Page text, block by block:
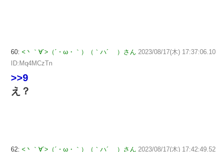
60: <丶｀∀´>（´・ω・｀）（｀ハ´ ）さん 2023/08/17(木) 17:37:06.10
ID:Mq4MCzTn
>>9
え？
62: <丶｀∀´>（´・ω・｀）（｀ハ´ ）さん 2023/08/17(木) 17:42:49.52